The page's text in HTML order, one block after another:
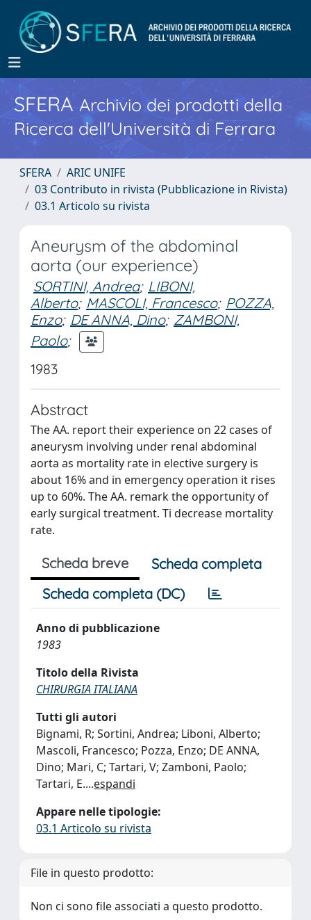
SFERA Archivio dei prodotti della
Ricerca dell'Università di Ferrara
SFERA
ARIC UNIFE
03 Contributo in rivista (Pubblicazione in Rivista)
03.1 Articolo su rivista
Aneurysm of the abdominal
aorta (our experience)
SORTINI, Andrea; LIBONI,
Alberto; MASCOLI, Francesco; POZZA,
Enzo; DE ANNA, Dino; ZAMBONI,
Paolo;
1983
Abstract
The AA. report their experience on 22 cases of
aneurysm involving under renal abdominal
aorta as mortality rate in elective surgery is
about 16% and in emergency operation it rises
up to 60%. The AA. remark the opportunity of
early surgical treatment. Ti decrease mortality
rate.
Scheda breve
Scheda completa
Scheda completa (DC)
Anno di pubblicazione
1983
Titolo della Rivista
CHIRURGIA ITALIANA
Tutti gli autori
Bignami, R; Sortini, Andrea; Liboni, Alberto;
Mascoli, Francesco; Pozza, Enzo; DE ANNA,
Dino; Mari, C; Tartari, V; Zamboni, Paolo;
Tartari, E....espandi
Appare nelle tipologie:
03.1 Articolo su rivista
File in questo prodotto:
Non ci sono file associati a questo prodotto.